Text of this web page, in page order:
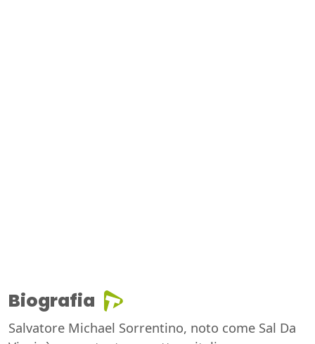
Biografia
Salvatore Michael Sorrentino, noto come Sal Da